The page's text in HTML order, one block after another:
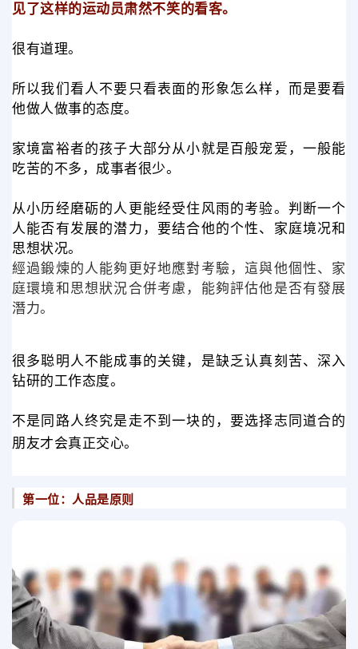
见了这样的运动员肃然不笑的看客。
很有道理。
所以我们看人不要只看表面的形象怎么样，而是要看
他做人做事的态度。
家境富裕者的孩子大部分从小就是百般宠爱，一般能
吃苦的不多，成事者很少。
从小历经磨砺的人更能经受住风雨的考验。判断一个
人能否有发展的潜力，要结合他的个性、家庭境况和
思想状况。
經過鍛煉的人能夠更好地應對考驗，這與他個性、家
庭環境和思想狀況合併考慮，能夠評估他是否有發展
潛力。
很多聪明人不能成事的关键，是缺乏认真刻苦、深入
钻研的工作态度。
不是同路人终究是走不到一块的，要选择志同道合的
朋友才会真正交心。
第一位：人品是原则